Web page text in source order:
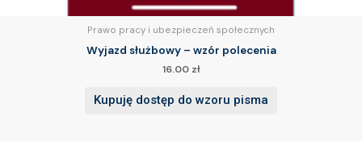
Prawo pracy i ubezpieczeń społecznych
Wyjazd służbowy – wzór polecenia
16.00 zł
Kupuję dostęp do wzoru pisma